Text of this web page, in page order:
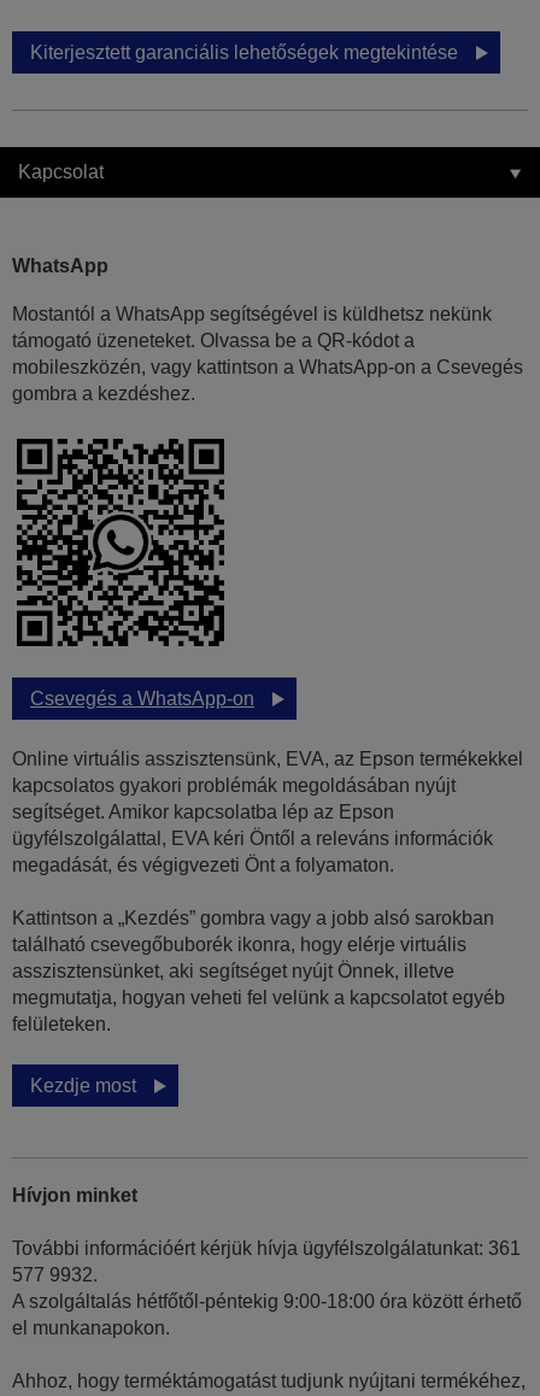
Kiterjesztett garanciális lehetőségek megtekintése
Kapcsolat
WhatsApp
Mostantól a WhatsApp segítségével is küldhetsz nekünk
támogató üzeneteket. Olvassa be a QR-kódot a
mobileszközén, vagy kattintson a WhatsApp-on a Csevegés
gombra a kezdéshez.
Csevegés a WhatsApp-on
Online virtuális asszisztensünk, EVA, az Epson termékekkel
kapcsolatos gyakori problémák megoldásában nyújt
segítséget. Amikor kapcsolatba lép az Epson
ügyfélszolgálattal, EVA kéri Öntől a releváns információk
megadását, és végigvezeti Önt a folyamaton.
Kattintson a „Kezdés” gombra vagy a jobb alsó sarokban
található csevegőbuborék ikonra, hogy elérje virtuális
asszisztensünket, aki segítséget nyújt Önnek, illetve
megmutatja, hogyan veheti fel velünk a kapcsolatot egyéb
felületeken.
Kezdje most
Hívjon minket
További információért kérjük hívja ügyfélszolgálatunkat: 361
577 9932.
A szolgáltalás hétfőtől-péntekig 9:00-18:00 óra között érhető
el munkanapokon.
Ahhoz, hogy terméktámogatást tudjunk nyújtani termékéhez,